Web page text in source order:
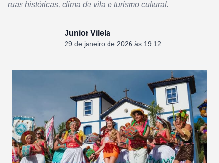
ruas históricas, clima de vila e turismo cultural.
Junior Vilela
29 de janeiro de 2026 às 19:12